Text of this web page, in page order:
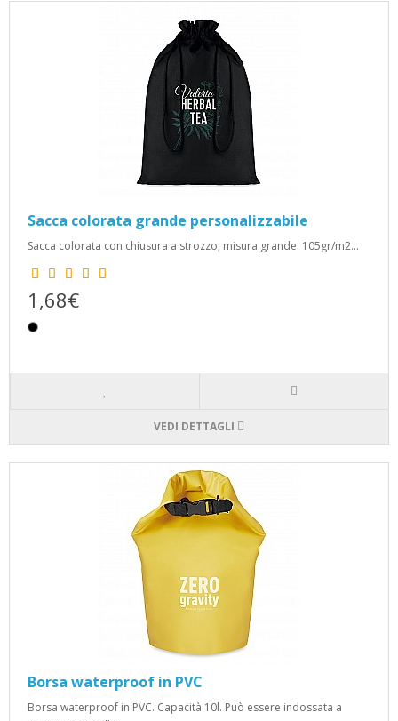
Sacca colorata grande personalizzabile
Sacca colorata con chiusura a strozzo, misura grande. 105gr/m2...
1,68€
VEDI DETTAGLI
Borsa waterproof in PVC
Borsa waterproof in PVC. Capacità 10l. Può essere indossata a